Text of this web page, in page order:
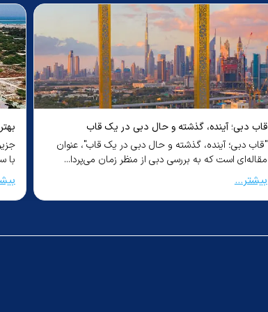
قاب دبی؛ آینده، گذشته و حال دبی در یک قاب
"قاب دبی؛ آینده، گذشته و حال دبی در یک قاب"، عنوان
مقاله‌ای است که به بررسی دبی از منظر زمان می‌پردا...
بیشتر...
با